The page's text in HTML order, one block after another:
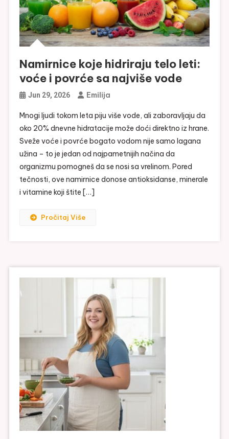
Namirnice koje hidriraju telo leti:
voće i povrće sa najviše vode
Jun 29, 2026 Emilija
Mnogi ljudi tokom leta piju više vode, ali zaboravljaju da
oko 20% dnevne hidratacije može doći direktno iz hrane.
Sveže voće i povrće bogato vodom nije samo lagana
užina – to je jedan od najpametnijih načina da
organizmu pomogneš da se nosi sa vrelinom. Pored
tečnosti, ove namirnice donose antioksidanse, minerale
i vitamine koji štite […]
Pročitaj Više